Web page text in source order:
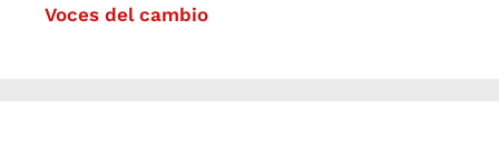
Voces del cambio